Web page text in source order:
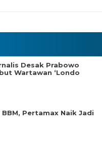
Desak Prabowo
Wartawan ‘Londo
Pertamax Naik Jadi